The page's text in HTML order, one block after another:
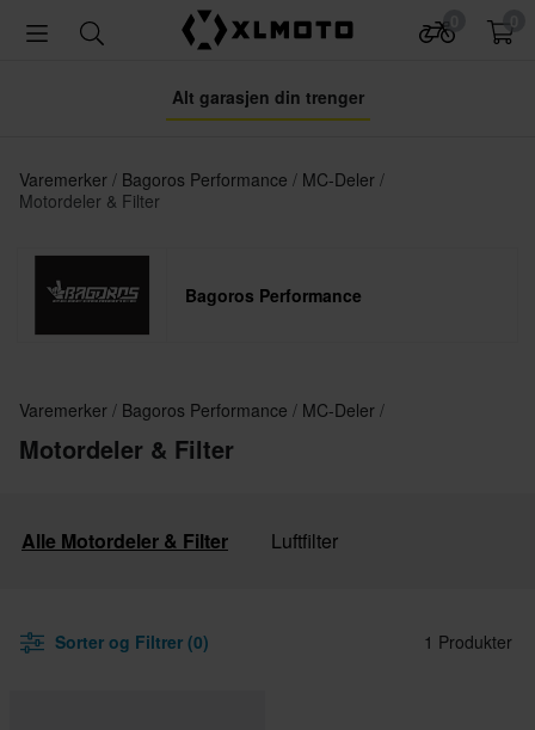
Alt garasjen din trenger
Varemerker Bagoros Performance
MC-Deler
Motordeler & Filter
Bagoros Performance
Varemerker Bagoros Performance MC-Deler
Motordeler & Filter
Alle Motordeler & Filter Luftfilter
Sorter og Filtrer (0) 1 Produkter